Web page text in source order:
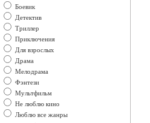
Боевик
Детектив
Триллер
Приключения
Для взрослых
Драма
Мелодрама
Фэнтези
Мультфильм
Не люблю кино
Люблю все жанры